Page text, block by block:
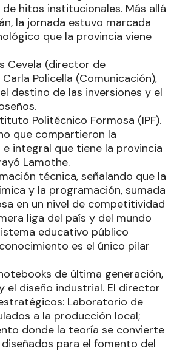
hitos institucionales. Más allá
la jornada estuvo marcada
que la provincia viene
Cevela (director de
Policella (Comunicación),
destino de las inversiones y el
Politécnico Formosa (IPF).
que compartieron la
integral que tiene la provincia
Lamothe.
técnica, señalando que la
y la programación, sumada
en un nivel de competitividad
liga del país y del mundo
educativo público
es el único pilar
de última generación,
el diseño industrial. El director
Laboratorio de
a la producción local;
donde la teoría se convierte
para el fomento del